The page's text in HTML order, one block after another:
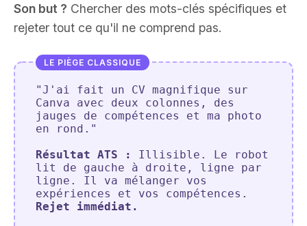
Son but ? Chercher des mots-clés spécifiques et
rejeter tout ce qu'il ne comprend pas.
LE PIÈGE CLASSIQUE
"J'ai fait un CV magnifique sur
Canva avec deux colonnes, des
jauges de compétences et ma photo
en rond."
Résultat ATS :
Illisible. Le robot
lit de gauche à droite, ligne par
ligne. Il va mélanger vos
expériences et vos compétences.
Rejet immédiat.